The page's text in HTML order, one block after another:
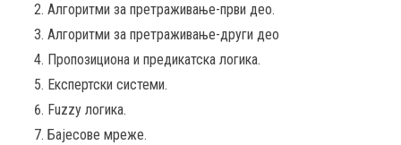
Алгоритми за претраживање-први део.
Алгоритми за претраживање-други део
Пропозициона и предикатска логика.
Експертски системи.
Fuzzy логика.
Бајесове мреже.